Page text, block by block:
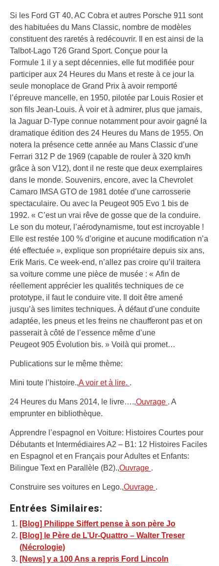
Si les Ford GT 40, AC Cobra et autres Porsche 911 sont
des habituées du Mans Classic, nombre de modèles
constituent des raretés à redécouvrir. Il en est ainsi de la
Talbot-Lago T26 Grand Sport. Conçue pour la
Formule 1 il y a sept décennies, elle fut modifiée pour
participer aux 24 Heures du Mans et reste à ce jour la
seule monoplace de Grand Prix à avoir remporté
l’épreuve mancelle, en 1950, pilotée par Louis Rosier et
son fils Jean-Louis. À voir et à admirer, plus que jamais,
la Jaguar D-Type connue notamment pour avoir gagné la
dramatique édition des 24 Heures du Mans de 1955. On
notera la présence cette année au Mans Classic d’une
Ferrari 312 P de 1969 (capable de rouler à 320 km/h
grâce à son V12), dont il ne reste que deux exemplaires
dans le monde. Souvenirs, encore, avec la Chevrolet
Camaro IMSA GTO de 1981 dotée d’une carrosserie
spectaculaire. Ou avec la Peugeot 905 Evo 1 bis de
1992. « C’est un vrai rêve de gosse que de la conduire.
Le son du moteur, l’aérodynamisme, tout est incroyable !
Elle est restée 100 % d’origine et aucune modification n’a
été effectuée », explique son propriétaire depuis six ans,
Erik Maris. Ce week-end, n’allez pas croire qu’il traitera
sa voiture comme une pièce de musée : « Afin de
réellement apprécier les qualités techniques de ce
prototype, il faut le conduire vite. Il doit être amené
jusqu’à ses limites techniques. À défaut d’une conduite
adaptée, les pneus et les freins ne chaufferont pas et on
passerait à côté de l’essence même d’une
Peugeot 905 Évolution bis. » Voilà qui promet…
Publications sur le même thème:
Mini toute l’histoire.,A voir et à lire. .
24 Heures du Mans 2014, le livre….,Ouvrage . A
emprunter en bibliothèque.
Apprendre l’espagnol en Voiture: Histoires Courtes pour
Débutants et Intermédiaires A2 – B1: 12 Histoires Faciles
en Espagnol et en Français pour Adultes et Enfants:
Bilingue Text en Parallèle (B2).,Ouvrage .
Construire ses voitures en Lego.,Ouvrage .
Entrées Similaires:
[Blog] Philippe Siffert pense à son père Jo
[Blog] le Père de L’Ur-Quattro – Walter Treser
(Nécrologie)
[News] y a 100 Ans a repris Ford Lincoln